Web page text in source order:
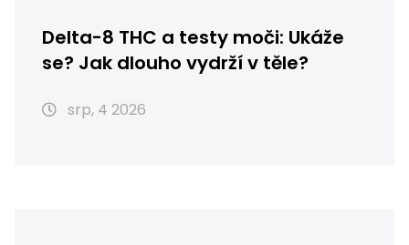
Delta-8 THC a testy moči: Ukáže
se? Jak dlouho vydrží v těle?
srp, 4 2026